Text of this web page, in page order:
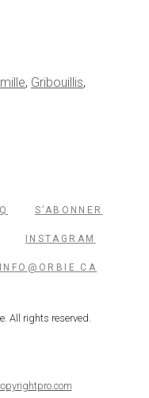
, Gribouillis,
S’ABONNER
INSTAGRAM
INFO@ORBIE.CA
All rights reserved.